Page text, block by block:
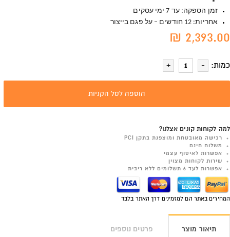
זמן הספקה: עד 7 ימי עסקים
אחריות: 12 חודשים – על פגם בייצור
2,393.00 ₪
כמות:
הוספה לסל הקניות
למה לקוחות קונים אצלנו?
רכישה מאובטחת ומוצפנת בתקן PCI
משלוח חינם
אפשרות לאיסוף עצמי
שירות לקוחות מצוין
אפשרות לעד 6 תשלומים ללא ריבית
המחירים באתר הם למזמינים דרך האתר בלבד
תיאור מוצר פרטים נוספים